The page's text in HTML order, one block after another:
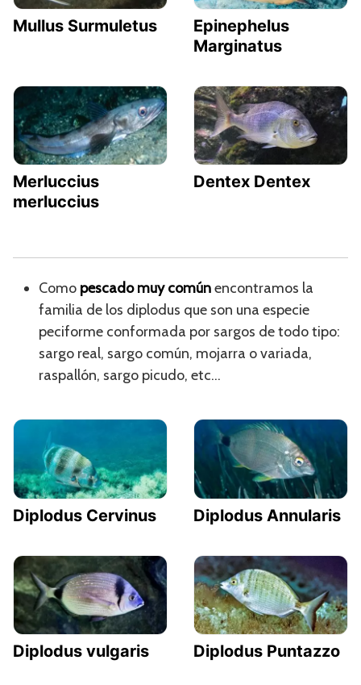
Mullus Surmuletus
Epinephelus
Marginatus
Merluccius
merluccius
Dentex Dentex
Como pescado muy comúnencontramos la
familia de los diplodus que son una especie
peciforme conformada por sargos de todo tipo:
sargo real, sargo común, mojarra o variada,
raspallón, sargo picudo, etc…
Diplodus Cervinus Diplodus Annularis
Diplodus vulgaris Diplodus Puntazzo